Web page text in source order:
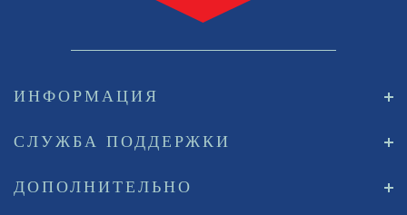
ИНФОРМАЦИЯ
СЛУЖБА ПОДДЕРЖКИ
ДОПОЛНИТЕЛЬНО